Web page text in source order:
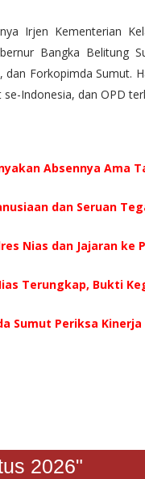
Irjen Kementerian
Bangka Belitung
Forkopimda Sumut.
Indonesia, dan OPD
Absennya Ama
dan Seruan
Nias dan Jajaran ke
Terungkap, Bukti
Sumut Periksa